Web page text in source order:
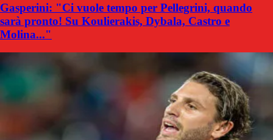
Gasperini: "Ci vuole tempo per Pellegrini, quando
sarà pronto! Su Koulierakis, Dybala, Castro e
Molina..."